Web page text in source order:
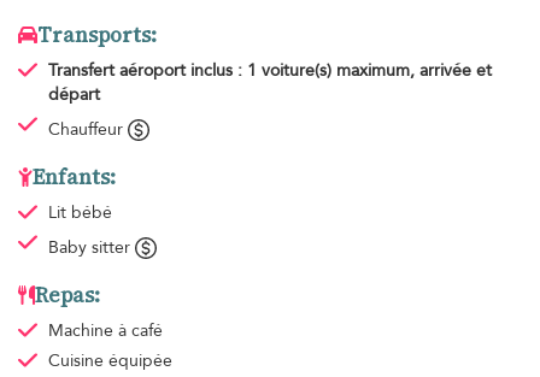
Transports:
Transfert aéroport inclus : 1 voiture(s) maximum, arrivée et
départ
Chauffeur
Enfants:
Lit bébé
Baby sitter
Repas:
Machine à café
Cuisine équipée